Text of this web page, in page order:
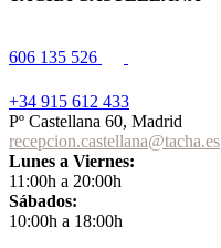
606 135 526
+34 915 612 433
Pº Castellana 60, Madrid
recepcion.castellana@tacha.es
Lunes a Viernes:
11:00h a 20:00h
Sábados:
10:00h a 18:00h